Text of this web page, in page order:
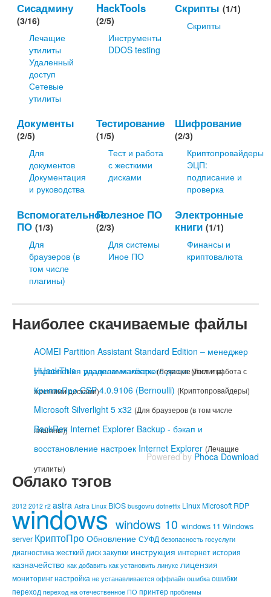
Сисадмину
(3/16)
Лечащие
утилиты
Удаленный
доступ
Сетевые
утилиты
HackTools
(2/5)
Инструменты
DDOS testing
Скрипты (1/1)
Скрипты
Документы
(2/5)
Для
документов
Документация
и руководства
Тестирование
(1/5)
Тест и работа
с жесткими
дисками
Шифрование
(2/3)
Криптопровайдеры
ЭЦП:
подписание и
проверка
Вспомогательное
ПО (1/3)
Для
браузеров (в
том числе
плагины)
Полезное ПО
(2/3)
Для системы
Иное ПО
Электронные
книги (1/1)
Финансы и
криптовалюта
Наиболее скачиваемые файлы
AOMEI Partition Assistant Standard Edition – менеджер
управления разделами жёсткого диска (Тест и работа с
жесткими дисками)
HiJackThis - удаляем малварь (Лечащие утилиты)
КриптоПро CSP 4.0.9106 (Bernoulli) (Криптопровайдеры)
Microsoft Silverlight 5 x32 (Для браузеров (в том числе
плагины))
BackRex Internet Explorer Backup - бэкап и
восстановление настроек Internet Explorer (Лечащие
утилиты)
Powered by Phoca Download
Облако тэгов
2012 2012 r2 astra Astra Linux BIOS busgovru dotnetfix Linux MicrosoftRDP
windowswindows 10 windows 11 Windows
server КриптоПро Обновление СУФД безопасность госуслуги
диагностикажесткий дискзакупки инструкция интернетистория
казначейство как добавить как установить линукс лицензия
мониторингнастройка не устанавливается оффлайн ошибка ошибки
переход переход на отечественное ПО принтер проблемы